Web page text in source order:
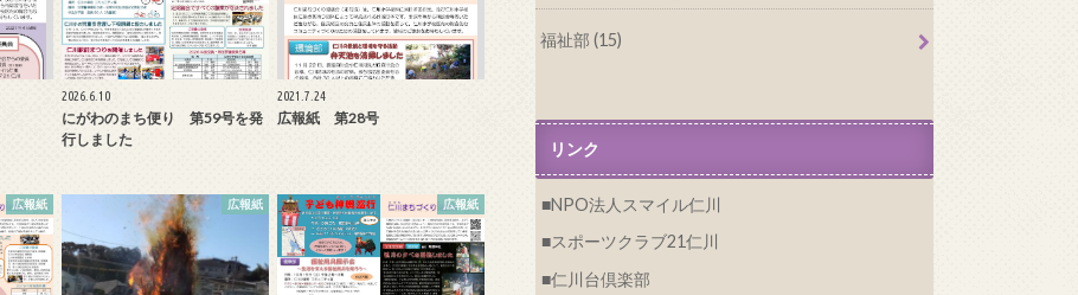
2026.6.10
にがわのまち便り 第59号を発
行しました
2021.7.24
広報紙 第28号
広報紙 広報紙 広報紙
福祉部 (15)
リンク
NPO法人スマイル仁川
スポーツクラブ21仁川
仁川台倶楽部